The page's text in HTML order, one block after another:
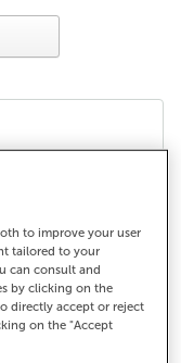
to improve your user
tailored to your
can consult and
by clicking on the
directly accept or reject
on the "Accept